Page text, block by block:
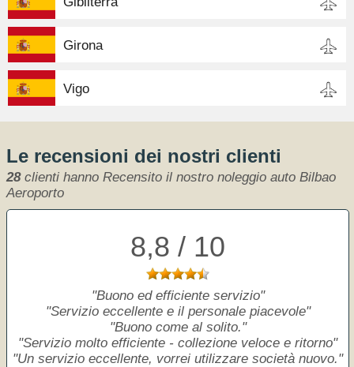
Girona
Vigo
Le recensioni dei nostri clienti
28clienti hanno Recensito il nostro noleggio auto Bilbao
Aeroporto
8,8 / 10
Buono ed efficiente servizio
Servizio eccellente e il personale piacevole
Buono come al solito.
Servizio molto efficiente - collezione veloce e ritorno
Un servizio eccellente, vorrei utilizzare società nuovo.